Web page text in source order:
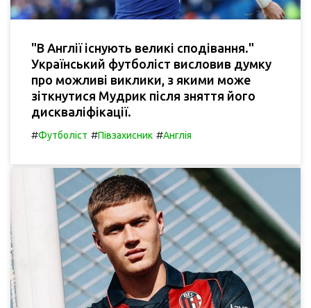
"В Англії існують великі сподівання."
Український футболіст висловив думку
про можливі виклики, з якими може
зіткнутися Мудрик після зняття його
дискваліфікації.
#Футболіст #Півзахисник #Англія